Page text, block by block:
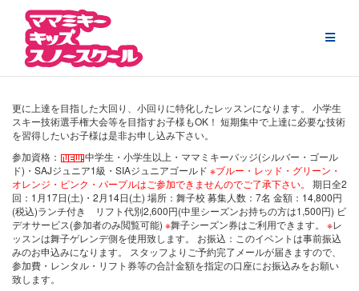
content
更に上達を目指した大回り、小回りに特化したレッスンになります。
小学生
スキー技術選手権大会等を目指すお子様もOK！ 短期集中で上達に必要な技術
を習得したいお子様は是非お申し込み下さい。
参加資格：
中学生・小学生以上・ママミキーバッジ(シルバー・ゴール
ド)・SAJジュニア1級・SIAジュニアゴールド ※ブルー・レッド・グリーン・
オレンジ・ピンク・パープルはご参加できませんのでご了承下さい。
期日全2
回：1月17日(土)・2月14日(土) 場所：舞子校募集人数：7名 金額：14,800円
(税込)ランチ付き リフト代別2,600円(中里シーズンお持ちの方は1,500円) ビ
デオサービス(参加者のみ閲覧可能) ※舞子シーズン券はご利用できます。 ※レ
ッスンは舞子ゲレンデ側を使用致します。
お振込：このイベントは事前振込
みのお申込みになります。
スタッフよりご予約完了メールが届きますので、
参加費・レンタル・リフト券等の合計金額を指定の口座にお振込みをお願い
致します。